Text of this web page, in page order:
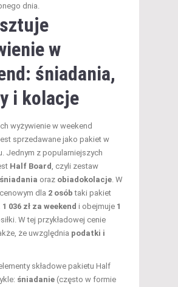
dnia.
w
śniadania,
i kolacje
wyżywienie w weekend
sprzedawane jako pakiet w
Jednym z popularniejszych
Half Board
, czyli zestaw
śniadania oraz obiadokolacje . W
dla 2 osób taki pakiet
1 036 zł za weekend i obejmuje 1
W tej przykładowej cenie
że uwzględnia podatki i
składowe pakietu Half
śniadanie (często w formie